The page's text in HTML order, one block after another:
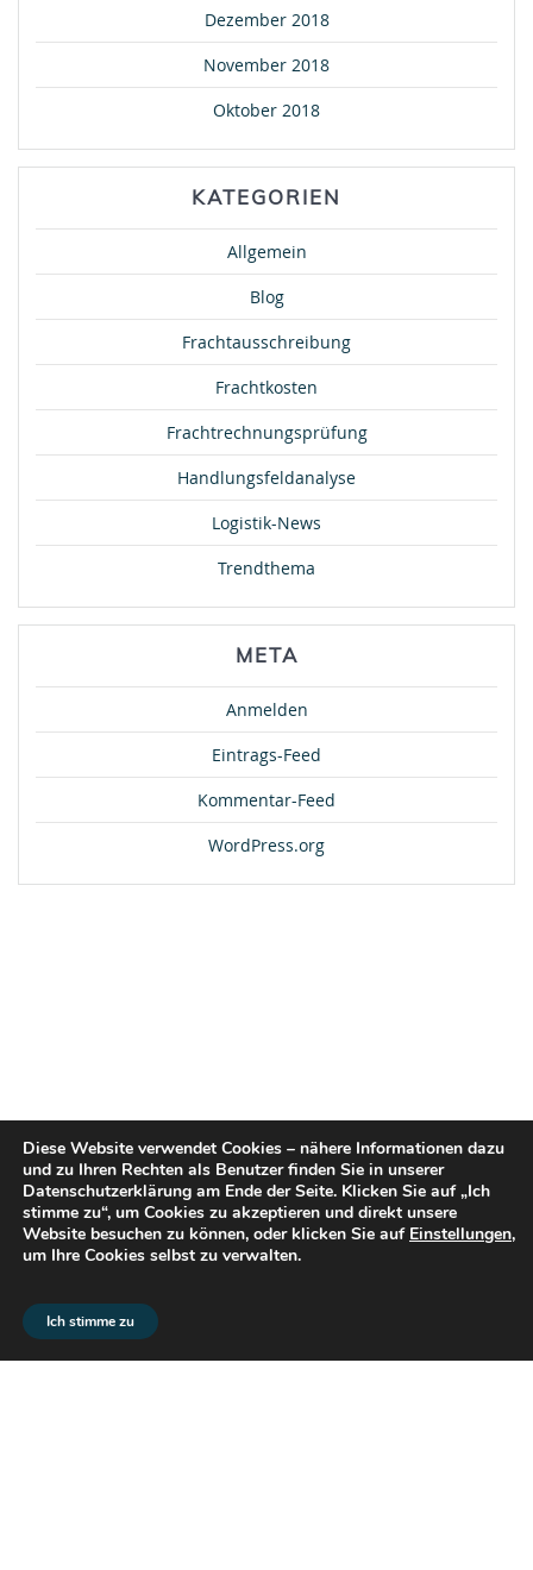
Dezember 2018
November 2018
Oktober 2018
KATEGORIEN
Allgemein
Blog
Frachtausschreibung
Frachtkosten
Frachtrechnungsprüfung
Handlungsfeldanalyse
Logistik-News
Trendthema
META
Anmelden
Eintrags-Feed
Kommentar-Feed
WordPress.org
Diese Website verwendet Cookies – nähere Informationen dazu
und zu Ihren Rechten als Benutzer finden Sie in unserer
Datenschutzerklärung am Ende der Seite. Klicken Sie auf „Ich
stimme zu“, um Cookies zu akzeptieren und direkt unsere
Website besuchen zu können, oder klicken Sie auf Einstellungen,
um Ihre Cookies selbst zu verwalten.
Ich stimme zu